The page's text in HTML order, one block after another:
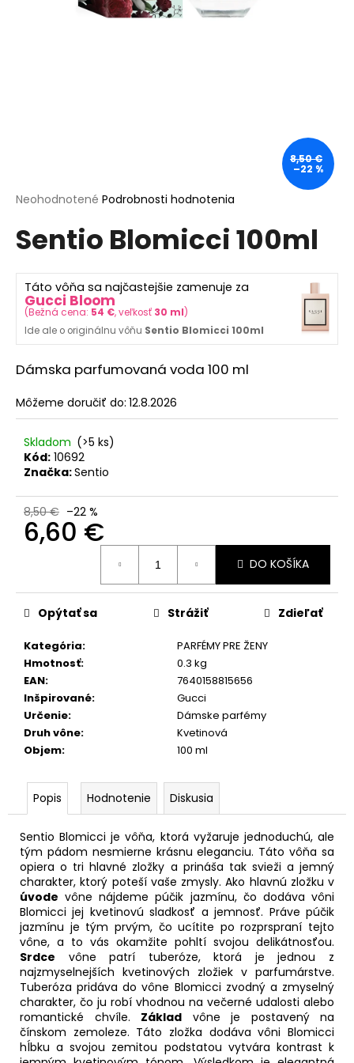
Priemerné
produktu
je
z
hviezdičiek.
Neohodnotené Podrobnosti hodnotenia
Sentio Blomicci 100ml
Táto vôňa sa najčastejšie zamenuje za
Gucci Bloom
(Bežná cena: 54 €, veľkosť 30 ml)
Ide ale o originálnu vôňu Sentio Blomicci 100ml
Dámska parfumovaná voda 100 ml
Môžeme doručiť do: 12.8.2026
Skladom (>5 ks)
Kód: 10692
Značka:Sentio
8,50 € –22 %
6,60 €
DO KOŠÍKA
Kategória:
PARFÉMY PRE ŽENY
Hmotnosť:
0.3 kg
EAN:
7640158815656
Inšpirované:
Gucci
Určenie:
Dámske parfémy
Druh vône:
Kvetinová
Objem: 100 ml
Opýtať sa Strážiť Zdieľať
8,50 €
–22 %
Popis Hodnotenie Diskusia
Sentio Blomicci je vôňa, ktorá vyžaruje jednoduchú, ale
tým pádom nesmierne krásnu eleganciu. Táto vôňa sa
opiera o tri hlavné zložky a prináša tak svieži a jemný
charakter, ktorý poteší vaše zmysly. Ako hlavnú zložku v
úvode vône nájdeme púčik jazmínu, čo dodáva vôni
Blomicci jej kvetinovú sladkosť a jemnosť. Práve púčik
jazmínu je tým prvým, čo ucítite po rozprspraní tejto
vône, a to vás okamžite pohltí svojou delikátnosťou.
Srdce vône patrí tuberóze, ktorá je jednou z
najzmyselnejších kvetinových zložiek v parfumárstve.
Tuberóza pridáva do vône Blomicci zvodný a zmyselný
charakter, čo ju robí vhodnou na večerné udalosti alebo
romantické chvíle. Základ vône je postavený na
čínskom zemoleze. Táto zložka dodáva vôni Blomicci
hĺbku a svojou zemitou podstatou vytvára kontrast k
O
d
p
o
ú
a
e
SOL
DE
VERANO
PISTACHIO
BUENO
BODY
MIST
12
€